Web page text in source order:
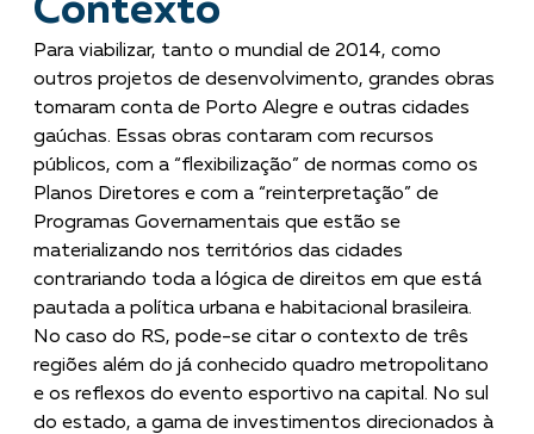
Contexto
Para viabilizar, tanto o mundial de 2014, como
outros projetos de desenvolvimento, grandes obras
tomaram conta de Porto Alegre e outras cidades
gaúchas. Essas obras contaram com recursos
públicos, com a “flexibilização” de normas como os
Planos Diretores e com a “reinterpretação” de
Programas Governamentais que estão se
materializando nos territórios das cidades
contrariando toda a lógica de direitos em que está
pautada a política urbana e habitacional brasileira.
No caso do RS, pode-se citar o contexto de três
regiões além do já conhecido quadro metropolitano
e os reflexos do evento esportivo na capital. No sul
do estado, a gama de investimentos direcionados à